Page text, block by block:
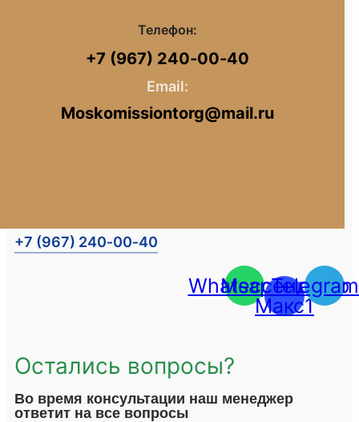
Телефон:
+7 (967) 240‑00‑40
Email:
Moskomissiontorg@mail.ru
+7 (967) 240‑00‑40
Whatsapp
Мессенджер
Макс1
Telegram
Остались вопросы?
Во время консультации наш менеджер
ответит на все вопросы